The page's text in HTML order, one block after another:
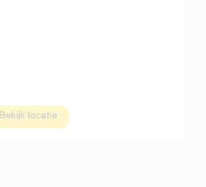
Bekijk locatie